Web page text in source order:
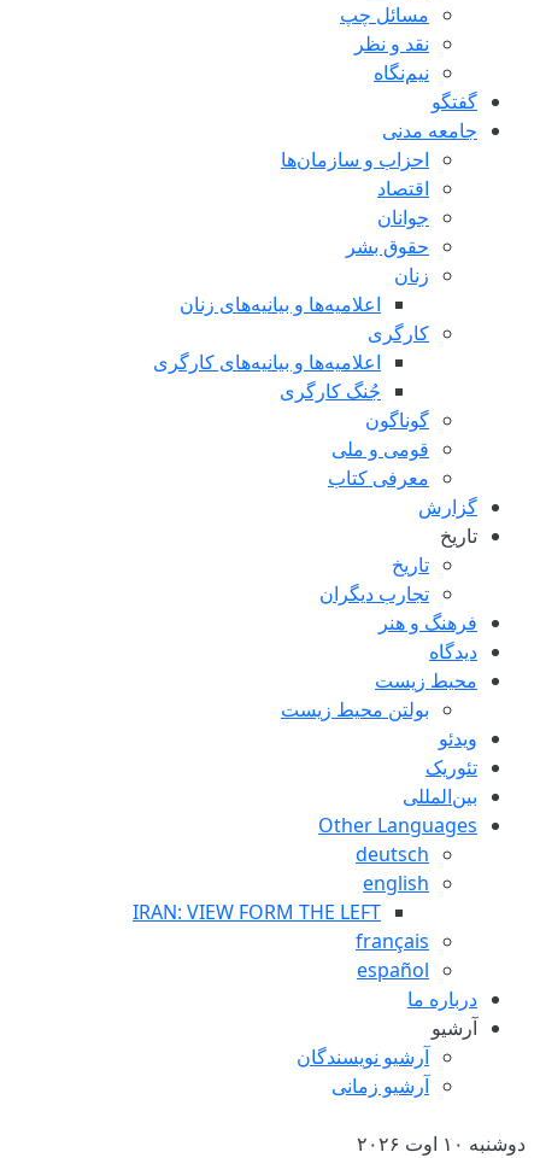
مسائل چپ
نقد و نظر
نیم‌نگاه
گفتگو
جامعه مدنی
احزاب و سازمان‌ها
اقتصاد
جوانان
حقوق بشر
زنان
اعلامیه‌ها و بیانیه‌های زنان
کارگری
اعلامیه‌ها و بیانیه‌های کارگری
جُنگ کارگری
گوناگون
قومی و ملی
معرفی کتاب
گزارش
تاریخ
تاریخ
تجارب ديگران
فرهنگ و هنر
دیدگاه
محیط زیست
بولتن محیط زیست
ویدئو
تئوریک
بین‌المللی
Other Languages
deutsch
english
IRAN: VIEW FORM THE LEFT
français
español
درباره ما
آرشیو
آرشیو نویسندگان
آرشیو زمانی
دوشنبه ۱۰ اوت ۲۰۲۶